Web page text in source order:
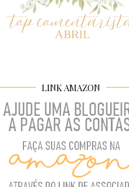
LINK AMAZON